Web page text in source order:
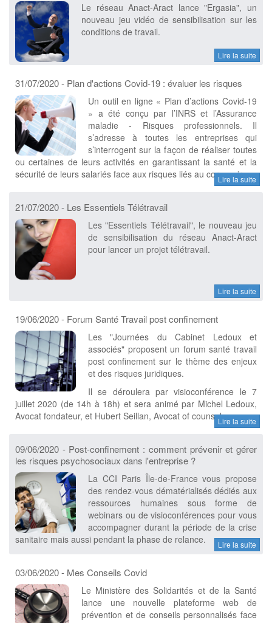
Le réseau Anact-Aract lance "Ergasia", un
nouveau jeu vidéo de sensibilisation sur les
conditions de travail.
Lire la suite
31/07/2020 - Plan d'actions Covid-19 : évaluer les risques
Un outil en ligne « Plan d’actions Covid-19
» a été conçu par l’INRS et l’Assurance
maladie - Risques professionnels. Il
s’adresse à toutes les entreprises qui
s’interrogent sur la façon de réaliser toutes
ou certaines de leurs activités en garantissant la santé et la
sécurité de leurs salariés face aux risques liés au coronavirus.
Lire la suite
21/07/2020 - Les Essentiels Télétravail
Les "Essentiels Télétravail", le nouveau jeu
de sensibilisation du réseau Anact-Aract
pour lancer un projet télétravail.
Lire la suite
19/06/2020 - Forum Santé Travail post confinement
Les "Journées du Cabinet Ledoux et
associés" proposent un forum santé travail
post confinement sur le thème des enjeux
et des risques juridiques.
Il se déroulera par visioconférence le 7
juillet 2020 (de 14h à 18h) et sera animé par Michel Ledoux,
Avocat fondateur, et Hubert Seillan, Avocat of counsel.Lire la suite
09/06/2020 - Post-confinement : comment prévenir et gérer
les risques psychosociaux dans l'entreprise ?
La CCI Paris Île-de-France vous propose
des rendez-vous dématérialisés dédiés aux
ressources humaines sous forme de
webinars ou de visioconférences pour vous
accompagner durant la période de la crise
sanitaire mais aussi pendant la phase de relance.
Lire la suite
03/06/2020 - Mes Conseils Covid
Le Ministère des Solidarités et de la Santé
lance une nouvelle plateforme web de
prévention et de conseils personnalisés face